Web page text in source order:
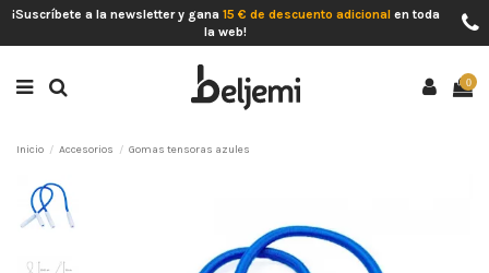
¡Suscríbete a la newsletter y gana 15 € de descuento adicional en toda
la web!
0
Inicio Accesorios Gomas tensoras azules